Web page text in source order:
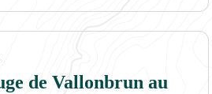
de Vallonbrun au